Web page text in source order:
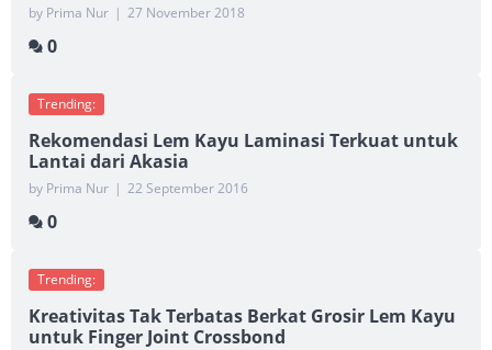
by Prima Nur | 27 November 2018
0
Trending:
Rekomendasi Lem Kayu Laminasi Terkuat untuk
Lantai dari Akasia
by Prima Nur | 22 September 2016
0
Trending:
Kreativitas Tak Terbatas Berkat Grosir Lem Kayu
untuk Finger Joint Crossbond